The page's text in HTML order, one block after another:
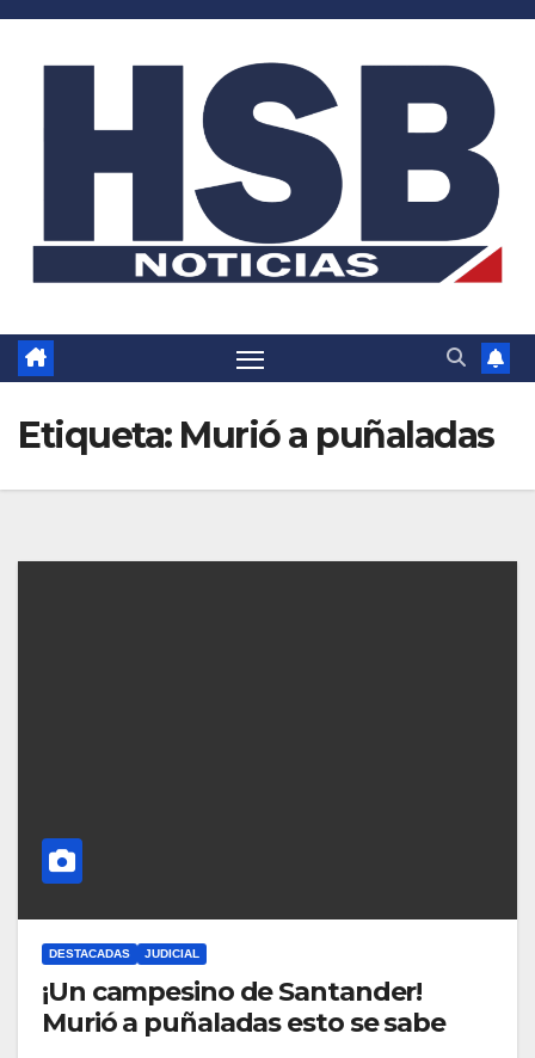
Saltar
Etiqueta: Murió a puñaladas
DESTACADAS JUDICIAL
¡Un campesino de Santander!
Murió a puñaladas esto se sabe